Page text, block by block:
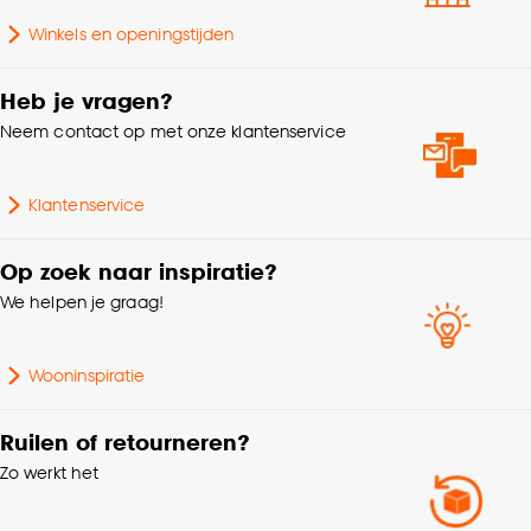
Goed om te weten is dat je deze keuze altijd nog
cookieverklaring
Winkels en openingstijden
Heb je vragen?
Neem contact op met onze klantenservice
Klantenservice
Op zoek naar inspiratie?
We helpen je graag!
Wooninspiratie
Ruilen of retourneren?
Zo werkt het